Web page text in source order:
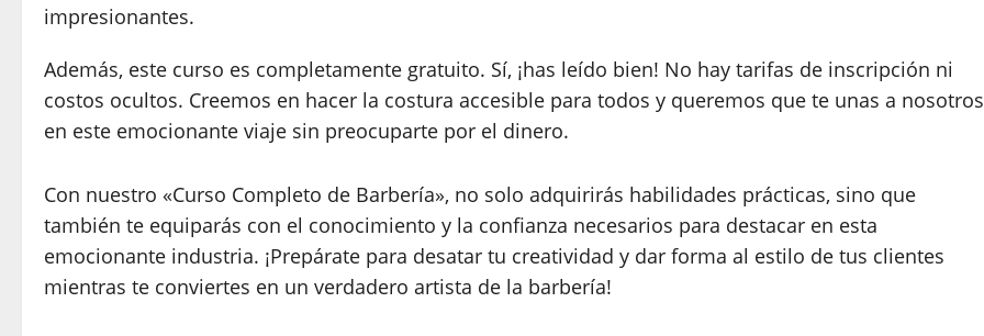
impresionantes.
Además, este curso es completamente gratuito. Sí, ¡has leído bien! No hay tarifas de inscripción ni
costos ocultos. Creemos en hacer la costura accesible para todos y queremos que te unas a nosotros
en este emocionante viaje sin preocuparte por el dinero.
Con nuestro «Curso Completo de Barbería», no solo adquirirás habilidades prácticas, sino que
también te equiparás con el conocimiento y la confianza necesarios para destacar en esta
emocionante industria. ¡Prepárate para desatar tu creatividad y dar forma al estilo de tus clientes
mientras te conviertes en un verdadero artista de la barbería!